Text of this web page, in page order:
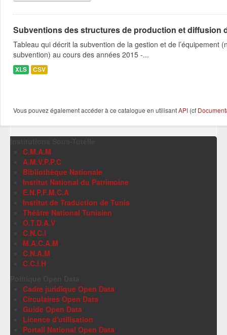
Subventions des structures de production et diffusion
Tableau qui décrit la subvention de la gestion et de
subvention) au cours des années 2015 -...
XLS CSV
Vous pouvez également accéder à ce catalogue en utilisantAPI (cf
C.M.A.M
A.M.V.P.P.C
Bibliothèque Nationale
Institut National du Patrimoine
E.N.P.F.M.C.A
Institut de Traduction de Tunis
Théâtre National Tunisien
O.T.D.A.V
C.N.C.I
M.A.C.A.M
C.N.A.M
C.C.I.H
Cadre juridique Open Data
Circulaires Open Data
Guide Open Data
Licence d'utilisation
Portail National Open Data